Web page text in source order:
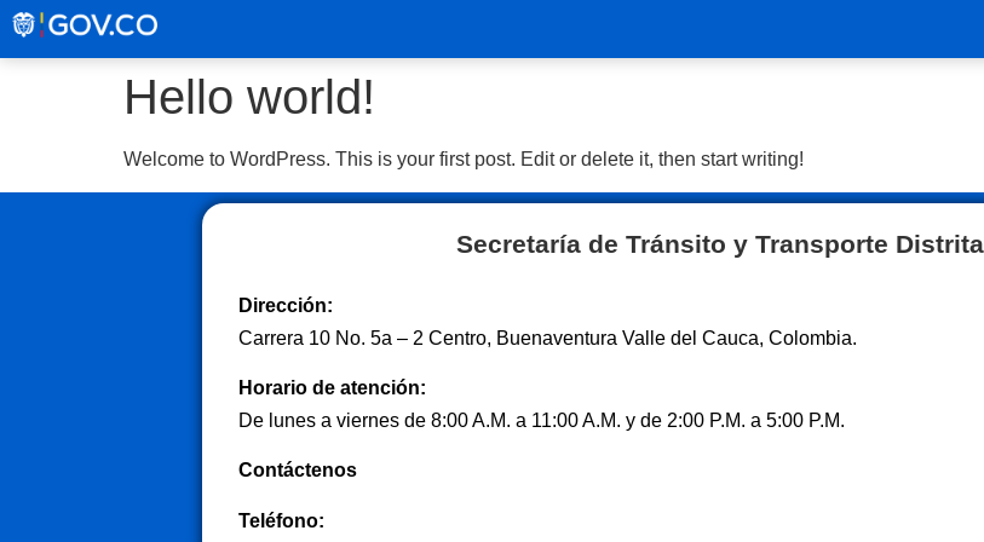
Hello world!
Welcome to WordPress. This is your first post. Edit or delete it, then start writing!
Secretaría de Tránsito y Transporte
Dirección:
Carrera 10 No. 5a – 2 Centro, Buenaventura Valle del Cauca, Colombia.
Horario de atención:
De lunes a viernes de 8:00 A.M. a 11:00 A.M. y de 2:00 P.M. a 5:00 P.M.
Contáctenos
Teléfono: